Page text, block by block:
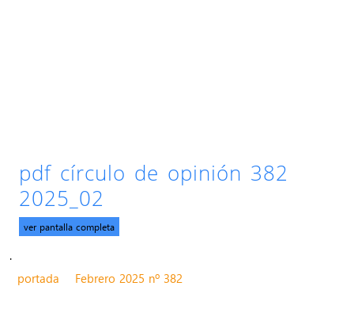
pdf círculo de opinión 382
2025_02
ver pantalla completa
.
portada
Febrero 2025 nº 382